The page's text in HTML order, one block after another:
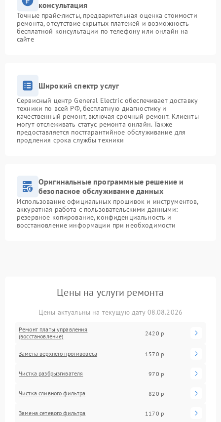
консультация
Точные прайс-листы, предварительная оценка стоимости
ремонта, отсутствие скрытых платежей и возможность
бесплатной консультации по телефону или онлайн на
сайте
Широкий спектр услуг
Сервисный центр General Electric обеспечивает доставку
техники по всей РФ, бесплатную диагностику и
качественный ремонт, включая срочный ремонт. Клиенты
могут отслеживать статус ремонта онлайн. Также
предоставляется постгарантийное обслуживание для
продления срока службы техники
Оригинальные программные решение и
безопасное обслуживание данных
Использование официальных прошивок и инструментов,
аккуратная работа с пользовательскими данными:
резервное копирование, конфиденциальность и
восстановление информации при необходимости
Цены на услуги ремонта
Цены актуальны на текущую дату 08.08.2026
Ремонт платы управления
(восстановление)
2420 р
Замена верхнего противовеса 1570 р
Чистка разбрызгивателя 970 р
Чистка сливного фильтра 820 р
Замена сетевого фильтра 1170 р